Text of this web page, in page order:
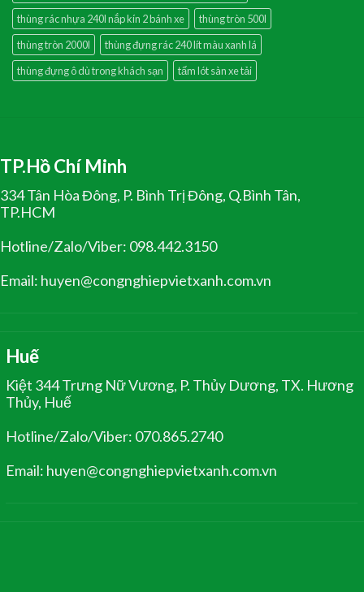
thùng rác nhựa 240l nắp kín 2 bánh xe
thùng tròn 500l
thùng tròn 2000l
thùng đựng rác 240 lít màu xanh lá
thùng đựng ô dù trong khách sạn
tấm lót sàn xe tải
TP.Hồ Chí Minh
334 Tân Hòa Đông, P. Bình Trị Đông, Q.Bình Tân,
TP.HCM
Hotline/Zalo/Viber: 098.442.3150
Email: huyen@congnghiepvietxanh.com.vn
Huế
Kiệt 344 Trưng Nữ Vương, P. Thủy Dương, TX. Hương
Thủy, Huế
Hotline/Zalo/Viber: 070.865.2740
Email: huyen@congnghiepvietxanh.com.vn